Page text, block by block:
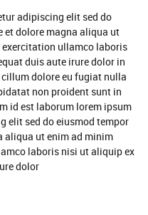
adipiscing elit sed do
dolore magna aliqua ut
ullamco laboris
duis aute irure dolor in
dolore eu fugiat nulla
non proident sunt in
id est laborum lorem ipsum
elit sed do eiusmod tempor
aliqua ut enim ad minim
laboris nisi ut aliquip ex
dolor